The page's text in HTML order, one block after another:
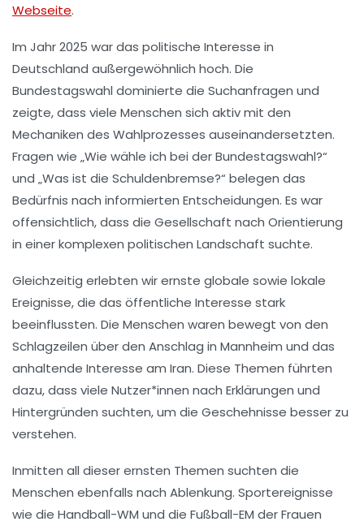
Webseite.
Im Jahr 2025 war das politische Interesse in
Deutschland außergewöhnlich hoch. Die
Bundestagswahl dominierte die Suchanfragen und
zeigte, dass viele Menschen sich aktiv mit den
Mechaniken des Wahlprozesses auseinandersetzten.
Fragen wie „Wie wähle ich bei der Bundestagswahl?“
und „Was ist die Schuldenbremse?“ belegen das
Bedürfnis nach informierten Entscheidungen. Es war
offensichtlich, dass die Gesellschaft nach Orientierung
in einer komplexen politischen Landschaft suchte.
Gleichzeitig erlebten wir ernste globale sowie lokale
Ereignisse, die das öffentliche Interesse stark
beeinflussten. Die Menschen waren bewegt von den
Schlagzeilen über den Anschlag in Mannheim und das
anhaltende Interesse am Iran. Diese Themen führten
dazu, dass viele Nutzer*innen nach Erklärungen und
Hintergründen suchten, um die Geschehnisse besser zu
verstehen.
Inmitten all dieser ernsten Themen suchten die
Menschen ebenfalls nach Ablenkung. Sportereignisse
wie die Handball-WM und die Fußball-EM der Frauen